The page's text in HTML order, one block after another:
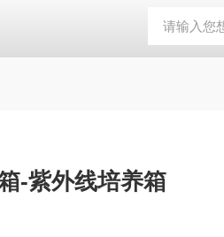
热恒温鼓风干燥箱，不锈钢干燥箱
-紫外线培养箱